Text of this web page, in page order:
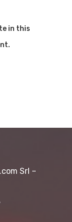
in this
Srl –